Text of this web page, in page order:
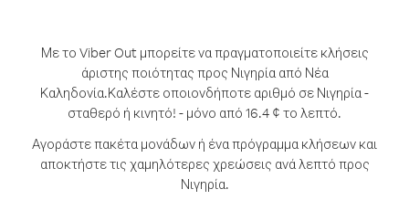
Με το Viber Out μπορείτε να πραγματοποιείτε κλήσεις
άριστης ποιότητας προς Νιγηρία από Νέα
Καληδονία.Καλέστε οποιονδήποτε αριθμό σε Νιγηρία -
σταθερό ή κινητό! - μόνο από 16.4 ¢ το λεπτό.
Αγοράστε πακέτα μονάδων ή ένα πρόγραμμα κλήσεων και
αποκτήστε τις χαμηλότερες χρεώσεις ανά λεπτό προς
Νιγηρία.